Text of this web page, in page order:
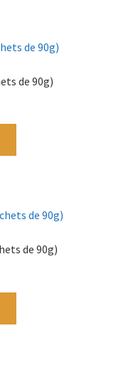
de 90g)
de 90g)